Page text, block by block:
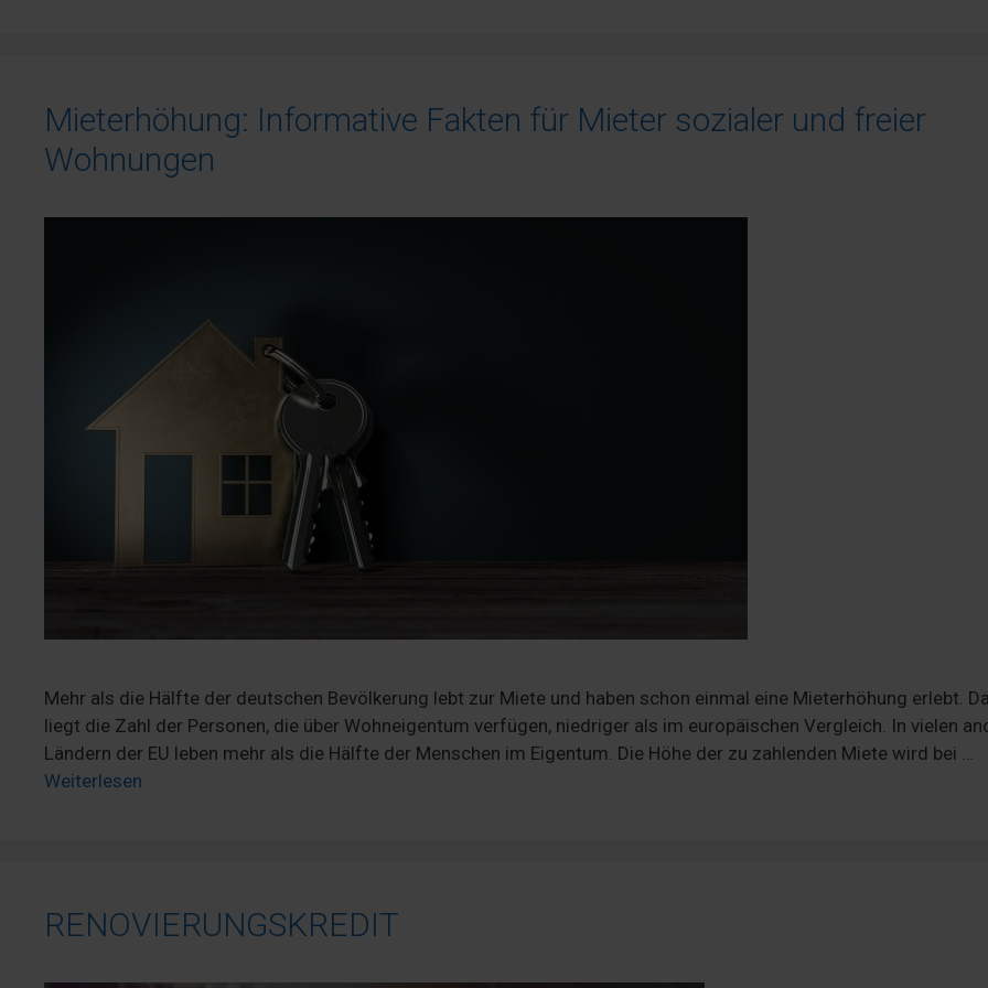
Mieterhöhung: Informative Fakten für Mieter sozialer und freier
Wohnungen
Mehr als die Hälfte der deutschen Bevölkerung lebt zur Miete und haben schon einmal eine Mieterhöhung erlebt.
liegt die Zahl der Personen, die über Wohneigentum verfügen, niedriger als im europäischen Vergleich. In vielen
Ländern der EU leben mehr als die Hälfte der Menschen im Eigentum. Die Höhe der zu zahlenden Miete wird bei …
Weiterlesen
RENOVIERUNGSKREDIT